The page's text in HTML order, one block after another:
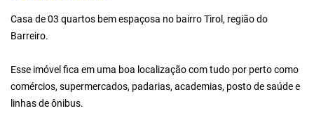
Casa de 03 quartos bem espaçosa no bairro Tirol, região do
Barreiro.
Esse imóvel fica em uma boa localização com tudo por perto como
comércios, supermercados, padarias, academias, posto de saúde e
linhas de ônibus.